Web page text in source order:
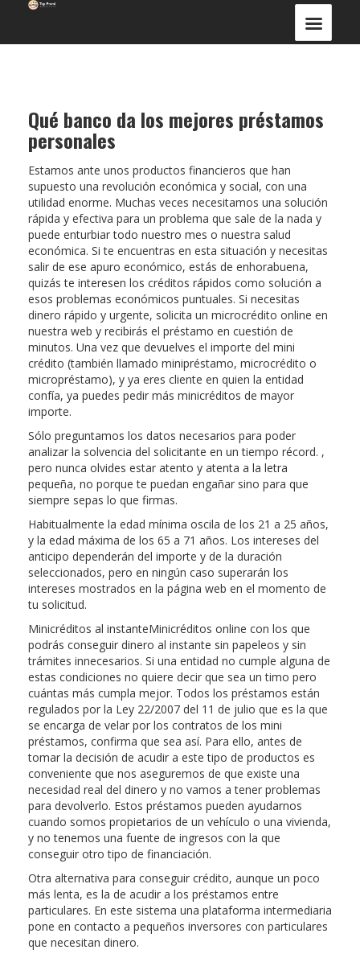
Qué banco da los mejores préstamos
personales
Estamos ante unos productos financieros que han
supuesto una revolución económica y social, con una
utilidad enorme. Muchas veces necesitamos una solución
rápida y efectiva para un problema que sale de la nada y
puede enturbiar todo nuestro mes o nuestra salud
económica. Si te encuentras en esta situación y necesitas
salir de ese apuro económico, estás de enhorabuena,
quizás te interesen los créditos rápidos como solución a
esos problemas económicos puntuales. Si necesitas
dinero rápido y urgente, solicita un microcrédito online en
nuestra web y recibirás el préstamo en cuestión de
minutos. Una vez que devuelves el importe del mini
crédito (también llamado minipréstamo, microcrédito o
micropréstamo), y ya eres cliente en quien la entidad
confía, ya puedes pedir más minicréditos de mayor
importe.
Sólo preguntamos los datos necesarios para poder
analizar la solvencia del solicitante en un tiempo récord. ,
pero nunca olvides estar atento y atenta a la letra
pequeña, no porque te puedan engañar sino para que
siempre sepas lo que firmas.
Habitualmente la edad mínima oscila de los 21 a 25 años,
y la edad máxima de los 65 a 71 años. Los intereses del
anticipo dependerán del importe y de la duración
seleccionados, pero en ningún caso superarán los
intereses mostrados en la página web en el momento de
tu solicitud.
Minicréditos al instanteMinicréditos online con los que
podrás conseguir dinero al instante sin papeleos y sin
trámites innecesarios. Si una entidad no cumple alguna de
estas condiciones no quiere decir que sea un timo pero
cuántas más cumpla mejor. Todos los préstamos están
regulados por la Ley 22/2007 del 11 de julio que es la que
se encarga de velar por los contratos de los mini
préstamos, confirma que sea así. Para ello, antes de
tomar la decisión de acudir a este tipo de productos es
conveniente que nos aseguremos de que existe una
necesidad real del dinero y no vamos a tener problemas
para devolverlo. Estos préstamos pueden ayudarnos
cuando somos propietarios de un vehículo o una vivienda,
y no tenemos una fuente de ingresos con la que
conseguir otro tipo de financiación.
Otra alternativa para conseguir crédito, aunque un poco
más lenta, es la de acudir a los préstamos entre
particulares. En este sistema una plataforma intermediaria
pone en contacto a pequeños inversores con particulares
que necesitan dinero.